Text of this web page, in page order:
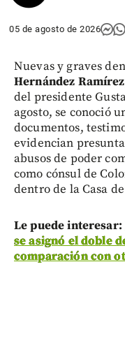
05 de agosto de 2026
Nuevas y graves
Hernández Ramírez
del presidente
agosto, se conoció
documentos,
evidencian
abusos de poder
como cónsul de
dentro de la Casa
Le puede interesar:
se asignó el doble
comparación con